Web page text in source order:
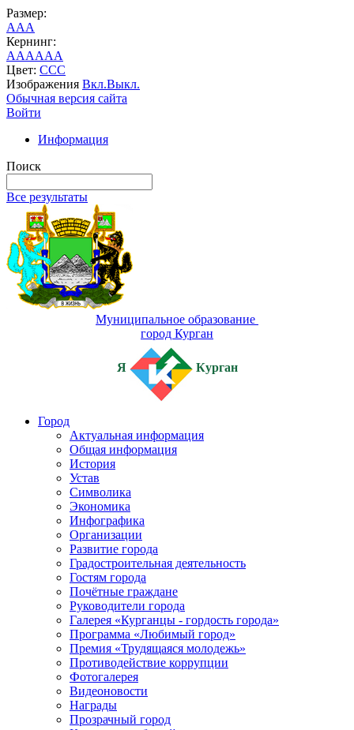
Размер:
AAA
Кернинг:
AAAAAA
Цвет: CCC
Изображения Вкл.Выкл.
Обычная версия сайта
Войти
Информация
Поиск
Все результаты
Муниципальное образование
город Курган
Я Курган
Город
Актуальная информация
Общая информация
История
Устав
Символика
Экономика
Инфографика
Организации
Развитие города
Градостроительная деятельность
Гостям города
Почётные граждане
Руководители города
Галерея «Курганцы - гордость города»
Программа «Любимый город»
Премия «Трудящаяся молодежь»
Противодействие коррупции
Фотогалерея
Видеоновости
Награды
Прозрачный город